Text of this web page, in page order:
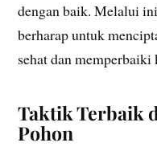
dengan baik. Melalui
berharap untuk
sehat dan
Taktik Terbaik
Pohon